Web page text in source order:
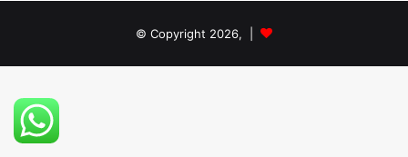
© Copyright 2026, |